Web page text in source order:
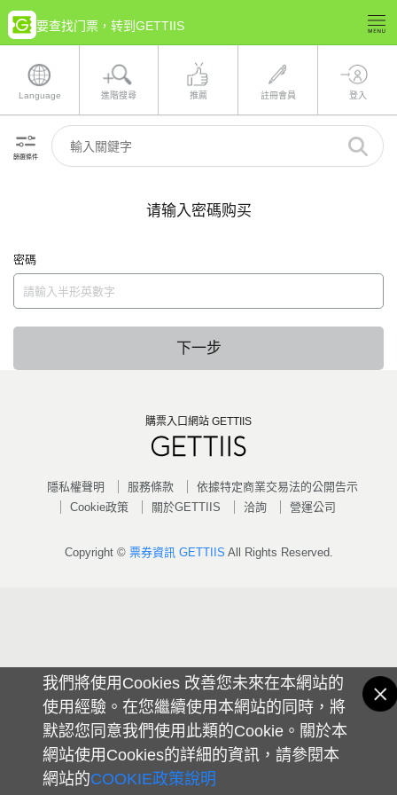
我們將使用Cookies 改善您未來在本網站的
使用經驗。在您繼續使用本網站的同時，將
默認您同意我們使用此類的Cookie。關於本
網站使用Cookies的詳細的資訊，請參閱本
網站的COOKIE政策說明
要查找门票，转到GETTIIS
Language 進階搜尋 推薦 註冊會員 登入
篩選條件
请输入密碼购买
密碼
下一步
購票入口網站 GETTIIS
隱私權聲明 服務條款
依據特定商業交易法的公開告示
Cookie政策
關於GETTIIS 洽詢 營運公司
Copyright © 票券資訊 GETTIIS All Rights Reserved.